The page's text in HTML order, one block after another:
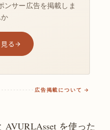
ンサー広告を掲載しま
る
広告掲載について →
AVURLAsset を使った